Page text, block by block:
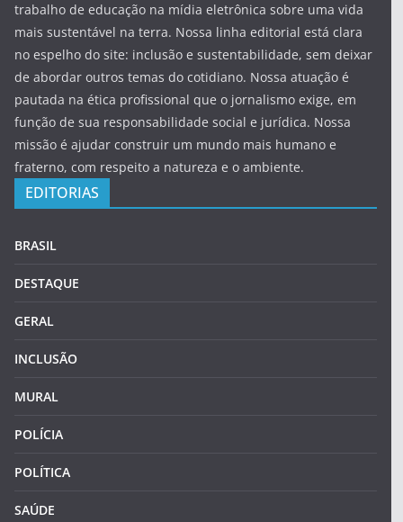
trabalho de educação na mídia eletrônica sobre uma vida
mais sustentável na terra. Nossa linha editorial está clara
no espelho do site: inclusão e sustentabilidade, sem deixar
de abordar outros temas do cotidiano. Nossa atuação é
pautada na ética profissional que o jornalismo exige, em
função de sua responsabilidade social e jurídica. Nossa
missão é ajudar construir um mundo mais humano e
fraterno, com respeito a natureza e o ambiente.
EDITORIAS
BRASIL
DESTAQUE
GERAL
INCLUSÃO
MURAL
POLÍCIA
POLÍTICA
SAÚDE